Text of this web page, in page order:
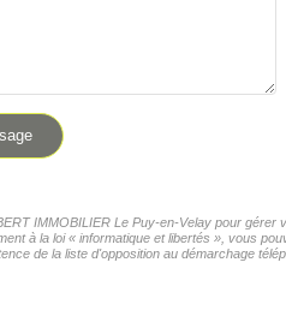
IMMOBILIER Le Puy-en-Velay pour
à la loi « informatique et libertés », vous
de la liste d'opposition au démarchage